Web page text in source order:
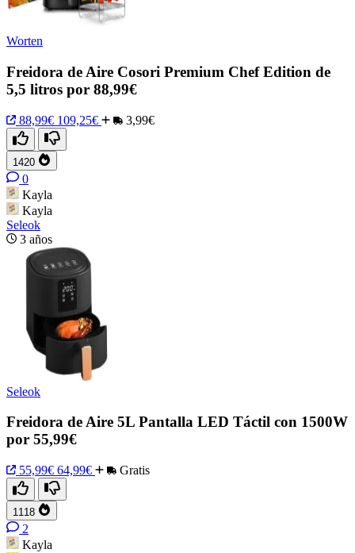
Worten
Freidora de Aire Cosori Premium Chef Edition de
5,5 litros por 88,99€
88,99€ 109,25€ 3,99€
1420
0
Kayla
Kayla
Seleok
3 años
Seleok
Freidora de Aire 5L Pantalla LED Táctil con 1500W
por 55,99€
55,99€ 64,99€ Gratis
1118
2
Kayla